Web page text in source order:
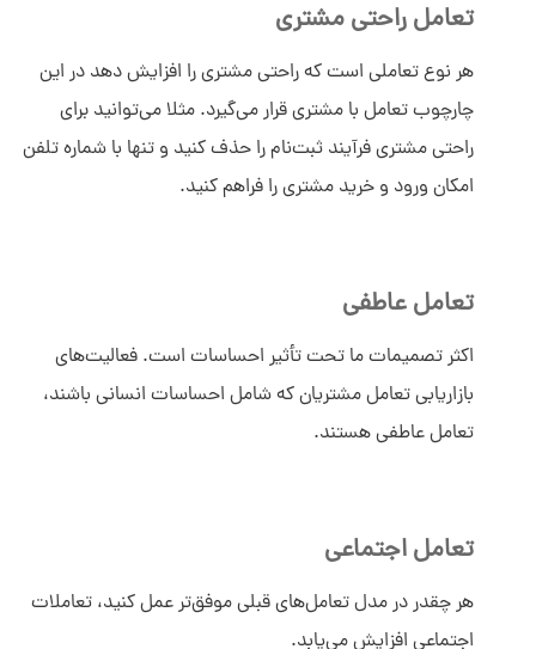
تعامل راحتی مشتری
هر نوع تعاملی است که راحتی مشتری را افزایش دهد در این
چارچوب تعامل با مشتری قرار می‌گیرد. مثلا می‌توانید برای
راحتی مشتری فرآیند ثبت‌نام را حذف کنید و تنها با شماره تلفن
امکان ورود و خرید مشتری را فراهم کنید.
تعامل عاطفی
اکثر تصمیمات ما تحت تأثیر احساسات است. فعالیت‌های
بازاریابی تعامل مشتریان که شامل احساسات انسانی باشند،
تعامل عاطفی هستند.
تعامل اجتماعی
هر چقدر در مدل تعامل‌های قبلی موفق‌تر عمل کنید، تعاملات
اجتماعی افزایش می‌یابد.